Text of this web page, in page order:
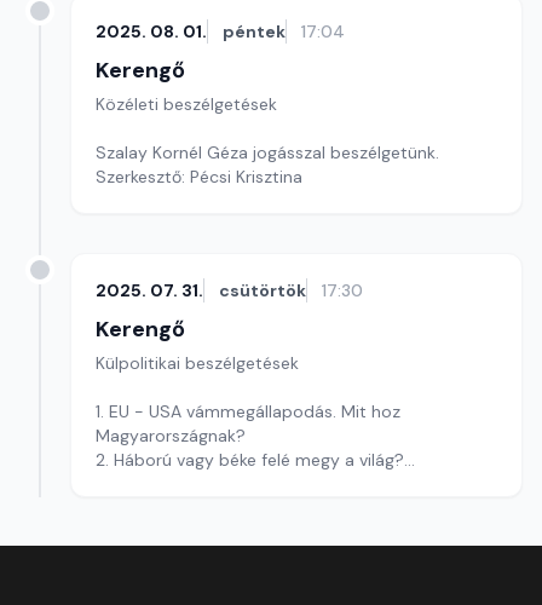
2025. 08. 01. péntek 17:04
Kerengő
Közéleti beszélgetések
Szalay Kornél Géza jogásszal beszélgetünk.
Szerkesztő: Pécsi Krisztina
2025. 07. 31. csütörtök 17:30
Kerengő
Külpolitikai beszélgetések
1. EU - USA vámmegállapodás. Mit hoz
Magyarországnak?
2. Háború vagy béke felé megy a világ?